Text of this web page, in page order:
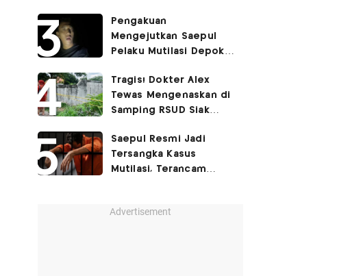
Pengakuan
Mengejutkan Saepul
Pelaku Mutilasi Depok:
Korban di Kontrakan
Tragis! Dokter Alex
Tewas Mengenaskan di
Samping RSUD Siak
Rocuronium
Saepul Resmi Jadi
Tersangka Kasus
Mutilasi, Terancam
Advertisement